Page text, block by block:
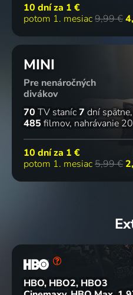
10 dní za 1 €
potom 1. mesiac9,99 €
MINI
Pre nenáročných
divákov
70 TV staníc7 dní spätne
485 filmov nahrávanie
10 dní za 1 €
potom 1. mesiac5,99 €
HBO, HBO2, HBO3